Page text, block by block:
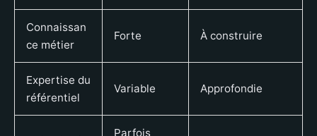
Connaissan
ce métier
Forte À construire
Expertise du
référentiel
Variable Approfondie
Parfois